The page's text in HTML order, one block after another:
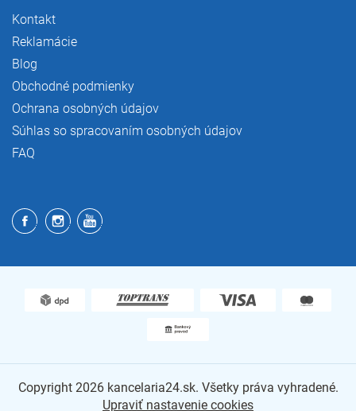
Kontakt
Reklamácie
Blog
Obchodné podmienky
Ochrana osobných údajov
Súhlas so spracovaním osobných údajov
FAQ
Copyright 2026 kancelaria24.sk. Všetky práva vyhradené.
Upraviť nastavenie cookies